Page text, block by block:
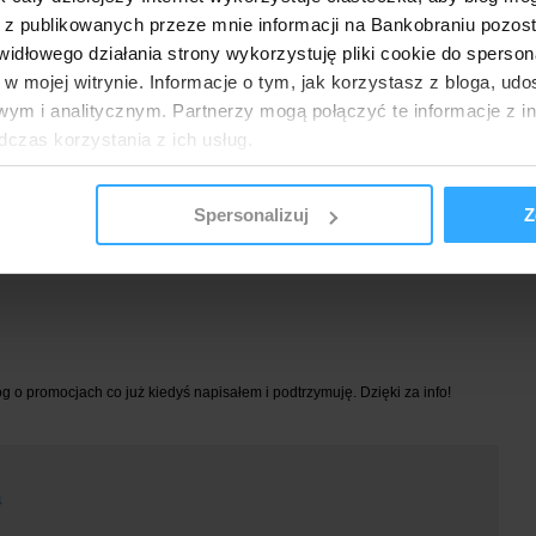
publikowanych przeze mnie informacji na Bankobraniu
działania strony wykorzystuję pliki cookie do
mojej witrynie. Informacje o tym, jak korzystasz z bloga,
i analitycznym. Partnerzy mogą połączyć te informacje z
korzystania z ich usług.
Spersonalizuj
indywidualnych
o promocjach co już kiedyś napisałem i podtrzymuję. Dzięki za info!